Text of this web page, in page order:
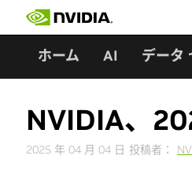
ホーム AI データ
NVIDIA、
2025 年 04 月 04 日 投稿者：